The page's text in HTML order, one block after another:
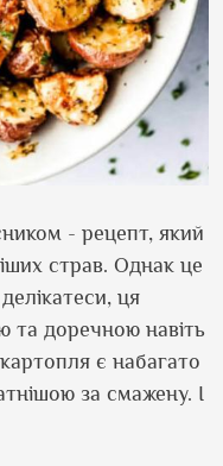
- рецепт, який
страв. Однак це
ця
та доречною навіть
є набагато
за смажену. І